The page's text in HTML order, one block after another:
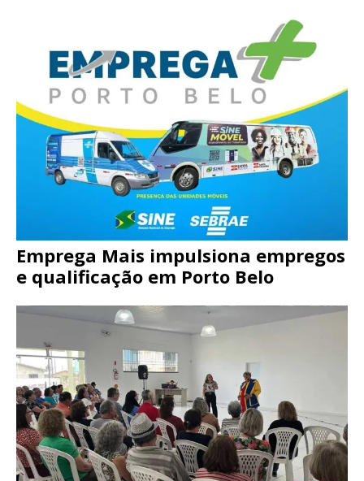
Emprega Mais impulsiona empregos
e qualificação em Porto Belo